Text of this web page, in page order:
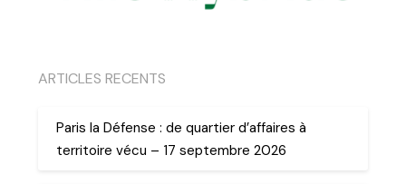
ARTICLES RECENTS
Paris la Défense : de quartier d’affaires à
territoire vécu – 17 septembre 2026